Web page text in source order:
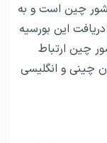
چین است و به
این بورسیه
چین ارتباط
چینی و انگلیسی